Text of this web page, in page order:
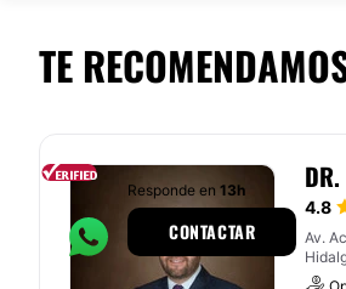
TE
DR.
4.8
Av.
Responde en 13h
CONTACTAR